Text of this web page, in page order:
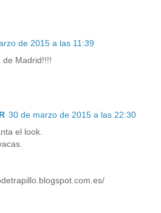
de 2015 a las 11:39
de Madrid!!!!
30 de marzo de 2015 a las 22:30
el look.